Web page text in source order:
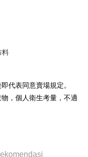
tambahan.
料
代表同意賣場規定。
，個人衛生考量，不適